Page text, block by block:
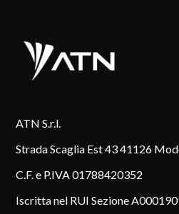
ATN S.r.l.
Strada Scaglia Est 43 41126
C.F. e P.IVA 01788420352
Iscritta nel RUI Sezione